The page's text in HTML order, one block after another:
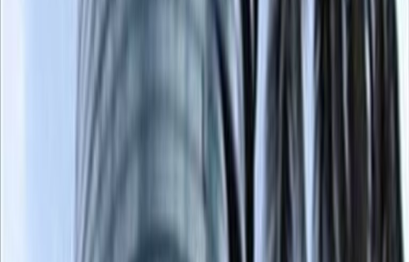
Oficinas desde
Espacio de oficina
Espacios prácticos para equipos de todos los
tamaños
Escritorios de coworking